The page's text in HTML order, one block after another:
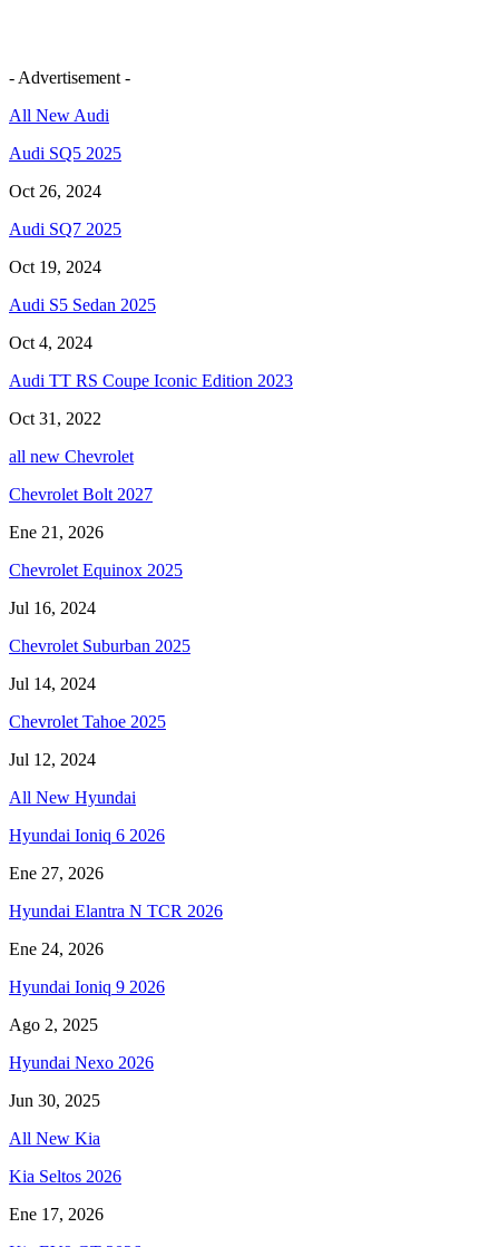
- Advertisement -
All New Audi
Audi SQ5 2025
Oct 26, 2024
Audi SQ7 2025
Oct 19, 2024
Audi S5 Sedan 2025
Oct 4, 2024
Audi TT RS Coupe Iconic Edition 2023
Oct 31, 2022
all new Chevrolet
Chevrolet Bolt 2027
Ene 21, 2026
Chevrolet Equinox 2025
Jul 16, 2024
Chevrolet Suburban 2025
Jul 14, 2024
Chevrolet Tahoe 2025
Jul 12, 2024
All New Hyundai
Hyundai Ioniq 6 2026
Ene 27, 2026
Hyundai Elantra N TCR 2026
Ene 24, 2026
Hyundai Ioniq 9 2026
Ago 2, 2025
Hyundai Nexo 2026
Jun 30, 2025
All New Kia
Kia Seltos 2026
Ene 17, 2026